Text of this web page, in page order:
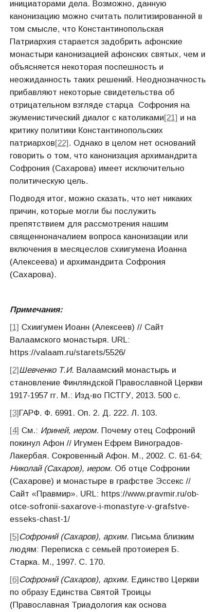
инициаторами дела. Возможно, данную
канонизацию можно считать политизированной в
том смысле, что Константинопольская
Патриархия старается задобрить афонские
монастыри канонизацией афонских святых, чем и
объясняется некоторая поспешность и
неожиданность таких решений. Неоднозначность
прибавляют некоторые свидетельства об
отрицательном взгляде старца Софрония на
экуменистический диалог с католиками[21] и на
критику политики Константинопольских
патриархов[22]. Однако в целом нет оснований
говорить о том, что канонизация архимандрита
Софрония (Сахарова) имеет исключительно
политическую цель.
Подводя итог, можно сказать, что нет никаких
причин, которые могли бы послужить
препятствием для рассмотрения нашим
священноначалием вопроса канонизации или
включения в месяцеслов схиигумена Иоанна
(Алексеева) и архимандрита Софрония
(Сахарова).
Примечания:
[1] Схиигумен Иоанн (Алексеев) // Сайт
Валаамского монастыря. URL:
https://valaam.ru/starets/5526/
[2]Шевченко Т.И. Валаамский монастырь и
становление Финляндской Православной Церкви
1917-1957 гг. М.: Изд-во ПСТГУ, 2013. 500 с.
[3]ГАРФ. Ф. 6991. Оп. 2. Д. 222. Л. 103.
[4] См.: Ириней, иером. Почему отец Софроний
покинул Афон // Игумен Ефрем Виноградов-
Лакербая. Сокровенный Афон. М., 2002. С. 61-64;
Николай (Сахаров), иером. Об отце Софронии
(Сахарове) и монастыре в графстве Эссекс //
Сайт «Правмир». URL: https://www.pravmir.ru/ob-
otce-sofronii-saxarove-i-monastyre-v-grafstve-
esseks-chast-1/
[5]Софроний (Сахаров), архим. Письма близким
людям: Переписка с семьей протоиерея Б.
Старка. М., 1997. С. 170.
[6]Софроний (Сахаров), архим. Единство Церкви
по образу Единства Святой Троицы
(Православная Триадология как основа